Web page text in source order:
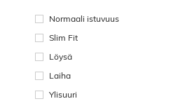
Normaali istuvuus
Slim Fit
Löysä
Laiha
Ylisuuri